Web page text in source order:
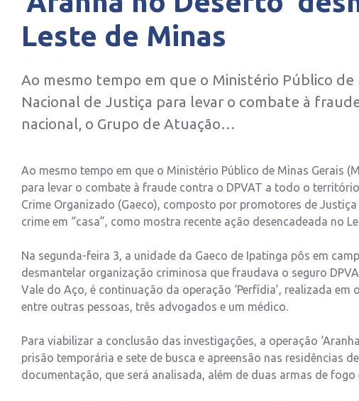
Leste de Minas
Ao mesmo tempo em que o Ministério Público de
Nacional de Justiça para levar o combate à
nacional, o Grupo de Atuação…
Ao mesmo tempo em que o Ministério Público de Minas Gerais
para levar o combate à fraude contra o DPVAT a todo o
Crime Organizado (Gaeco), composto por promotores de
crime em “casa”, como mostra recente ação desencadeada no
Na segunda-feira 3, a unidade da Gaeco de Ipatinga pôs em
desmantelar organização criminosa que fraudava o seguro
Vale do Aço, é continuação da operação ‘Perfídia’, realizada
entre outras pessoas, três advogados e um médico.
Para viabilizar a conclusão das investigações, a operação
prisão temporária e sete de busca e apreensão nas residências
documentação, que será analisada, além de duas armas de